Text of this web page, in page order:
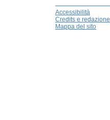
Accessibilità
Credits e redazione
Mappa del sito